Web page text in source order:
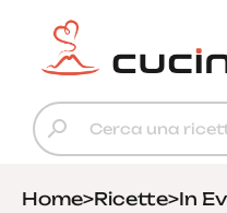
Home>Ricette>In